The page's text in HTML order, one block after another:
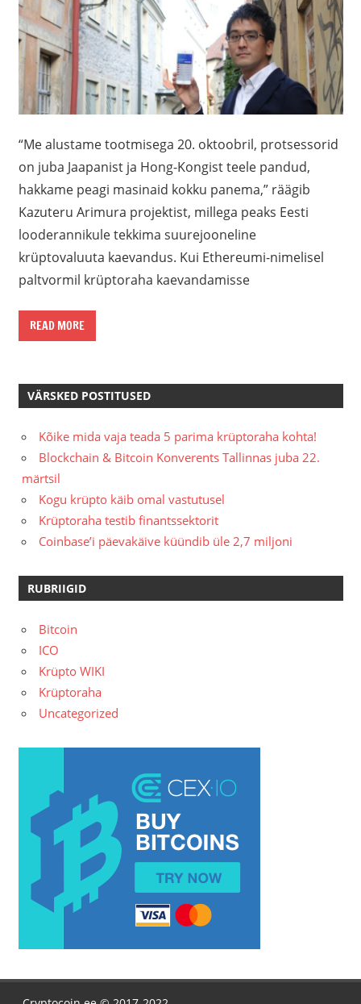
“Me alustame tootmisega 20. oktoobril, protsessorid
on juba Jaapanist ja Hong-Kongist teele pandud,
hakkame peagi masinaid kokku panema,” räägib
Kazuteru Arimura projektist, millega peaks Eesti
looderannikule tekkima suurejooneline
krüptovaluuta kaevandus. Kui Ethereumi-nimelisel
paltvormil krüptoraha kaevandamisse
READ MORE
VÄRSKED POSTITUSED
Kõike mida vaja teada 5 parima krüptoraha kohta!
Blockchain & Bitcoin Konverents Tallinnas juba 22.
märtsil
Kogu krüpto käib omal vastutusel
Krüptoraha testib finantssektorit
Coinbase’i päevakäive küündib üle 2,7 miljoni
RUBRIIGID
Bitcoin
ICO
Krüpto WIKI
Krüptoraha
Uncategorized